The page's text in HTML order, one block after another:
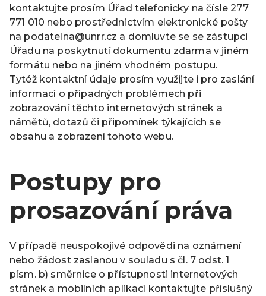
kontaktujte prosím Úřad telefonicky na čísle 277
771 010 nebo prostřednictvím elektronické pošty
na podatelna@unrr.cz a domluvte se se zástupci
Úřadu na poskytnutí dokumentu zdarma v jiném
formátu nebo na jiném vhodném postupu.
Tytéž kontaktní údaje prosím využijte i pro zaslání
informací o případných problémech při
zobrazování těchto internetových stránek a
námětů, dotazů či připomínek týkajících se
obsahu a zobrazení tohoto webu.
Postupy pro
prosazování práva
V případě neuspokojivé odpovědi na oznámení
nebo žádost zaslanou v souladu s čl. 7 odst. 1
písm. b) směrnice o přístupnosti internetových
stránek a mobilních aplikací kontaktujte příslušný